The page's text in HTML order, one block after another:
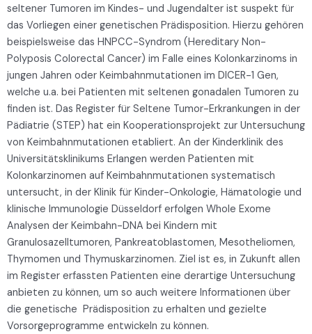
seltener Tumoren im Kindes- und Jugendalter ist suspekt für
das Vorliegen einer genetischen Prädisposition. Hierzu gehören
beispielsweise das HNPCC-Syndrom (Hereditary Non-
Polyposis Colorectal Cancer) im Falle eines Kolonkarzinoms in
jungen Jahren oder Keimbahnmutationen im DICER-1 Gen,
welche u.a. bei Patienten mit seltenen gonadalen Tumoren zu
finden ist. Das Register für Seltene Tumor-Erkrankungen in der
Pädiatrie (STEP) hat ein Kooperationsprojekt zur Untersuchung
von Keimbahnmutationen etabliert. An der Kinderklinik des
Universitätsklinikums Erlangen werden Patienten mit
Kolonkarzinomen auf Keimbahnmutationen systematisch
untersucht, in der Klinik für Kinder-Onkologie, Hämatologie und
klinische Immunologie Düsseldorf erfolgen Whole Exome
Analysen der Keimbahn-DNA bei Kindern mit
Granulosazelltumoren, Pankreatoblastomen, Mesotheliomen,
Thymomen und Thymuskarzinomen. Ziel ist es, in Zukunft allen
im Register erfassten Patienten eine derartige Untersuchung
anbieten zu können, um so auch weitere Informationen über
die genetische Prädisposition zu erhalten und gezielte
Vorsorgeprogramme entwickeln zu können.